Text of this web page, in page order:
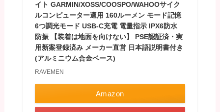
イト GARMIN/XOSS/COOSPO/WAHOOサイク
ルコンピューター適用 160ルーメン モード記憶
6つ調光モード USB-C充電 電量指示 IPX6防水
防振 【装着は地面を向けない】 PSE認証済・実
用新案登録済み メーカー直営 日本語説明書付き
(アルミニウム合金ベース)
RAVEMEN
Amazon